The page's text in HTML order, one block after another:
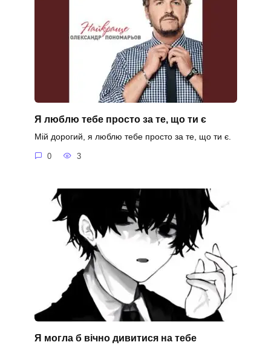
Я люблю тебе просто за те, що ти є
Мій дорогий, я люблю тебе просто за те, що ти є.
0 3
Я могла б вічно дивитися на тебе